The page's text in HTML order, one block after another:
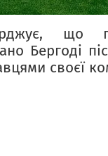
що
Бергоді
своєї